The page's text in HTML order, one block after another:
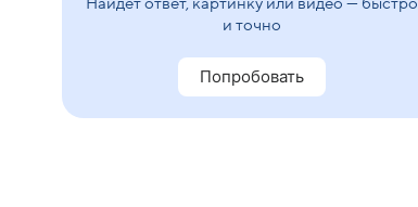
и точно
Попробовать